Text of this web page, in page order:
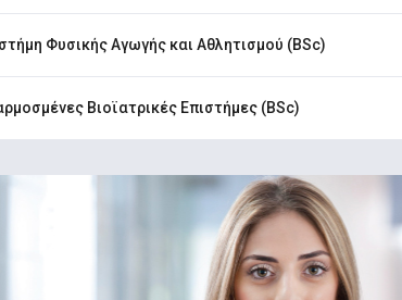
Φυσικής Αγωγής και Αθλητισμού (BSc)
Βιοϊατρικές Επιστήμες (BSc)